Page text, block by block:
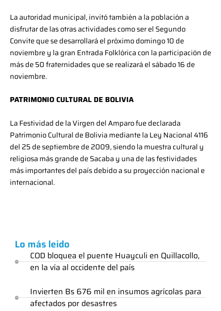
La autoridad municipal, invitó también a la población a
disfrutar de las otras actividades como ser el Segundo
Convite que se desarrollará el próximo domingo 10 de
noviembre y la gran Entrada Folklórica con la participación de
más de 50 fraternidades que se realizará el sábado 16 de
noviembre.
PATRIMONIO CULTURAL DE BOLIVIA
La Festividad de la Virgen del Amparo fue declarada
Patrimonio Cultural de Bolivia mediante la Ley Nacional 4116
del 25 de septiembre de 2009, siendo la muestra cultural y
religiosa más grande de Sacaba y una de las festividades
más importantes del país debido a su proyección nacional e
internacional.
Lo más leido
COD bloquea el puente Huayculi en Quillacollo,
en la vía al occidente del país
Invierten Bs 676 mil en insumos agrícolas para
afectados por desastres